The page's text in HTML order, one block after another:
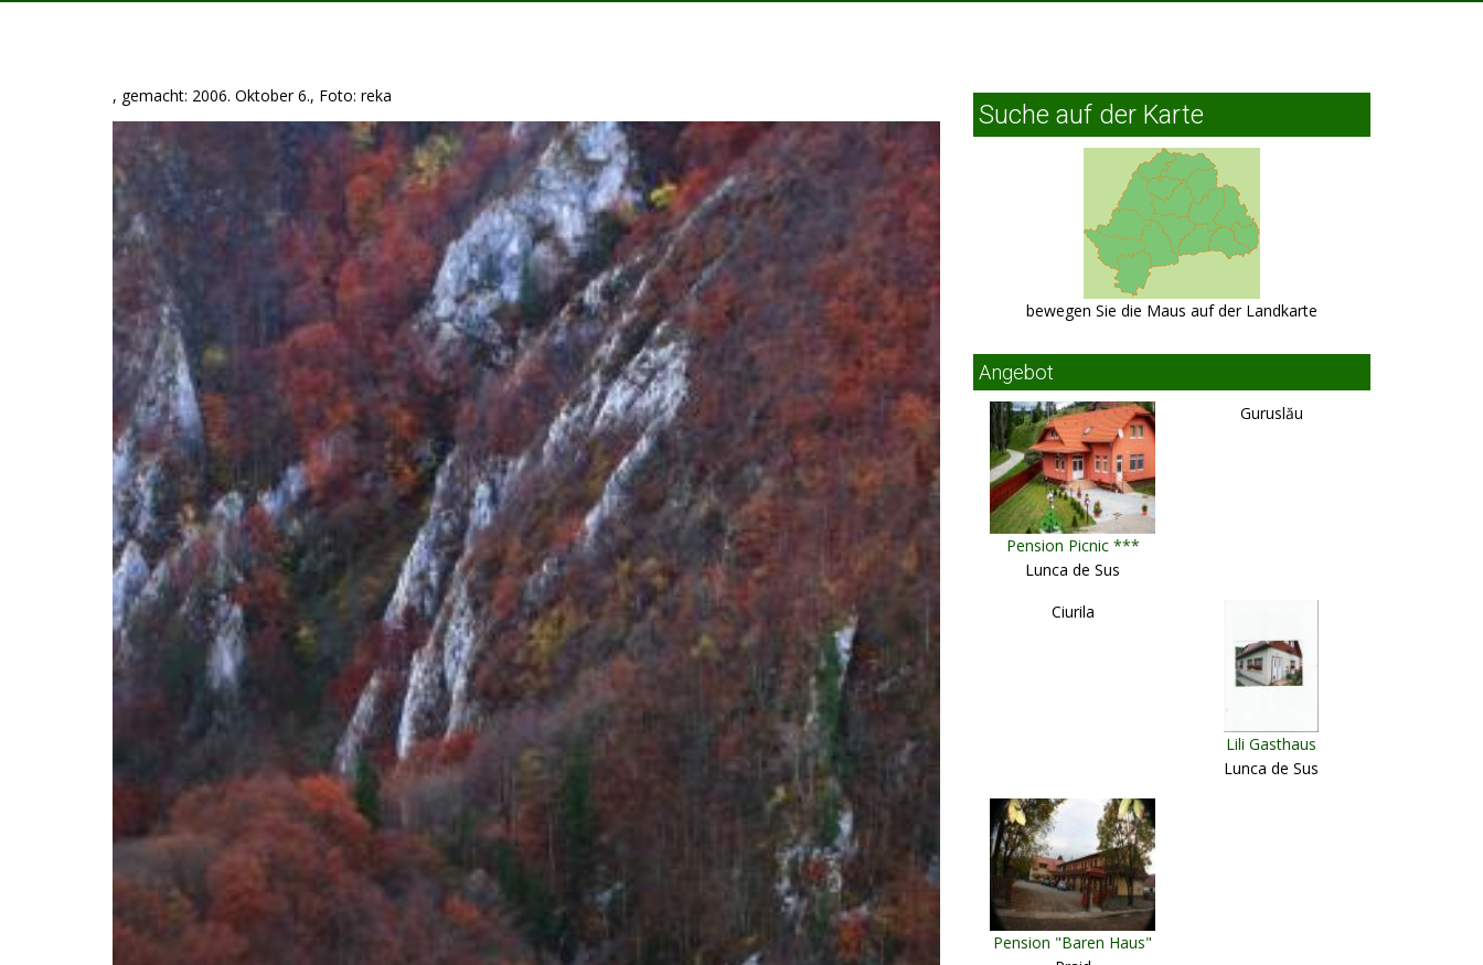
, gemacht: 2006. Oktober 6., Foto: reka
Suche auf der Karte
bewegen Sie die Maus auf der Landkarte
Angebot
Pension Picnic ***
Lunca de Sus
Guruslău
Ciurila
Lili Gasthaus
Lunca de Sus
Pension "Baren Haus"